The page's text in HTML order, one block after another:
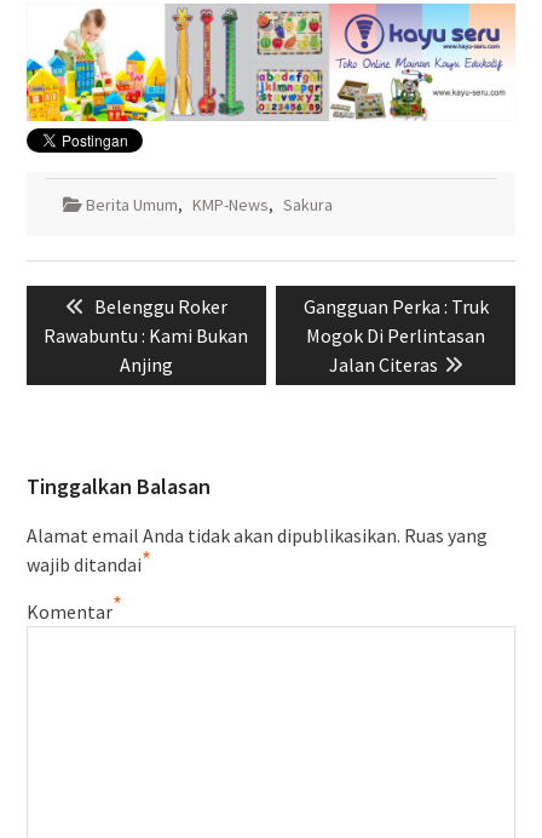
Berita Umum, KMP-News, Sakura
Previous
post:
Belenggu Roker
Rawabuntu : Kami Bukan
Anjing
Next
post:
Gangguan Perka : Truk
Mogok Di Perlintasan
Jalan Citeras
Tinggalkan Balasan
Alamat email Anda tidak akan dipublikasikan. Ruas yang
wajib ditandai*
Komentar*